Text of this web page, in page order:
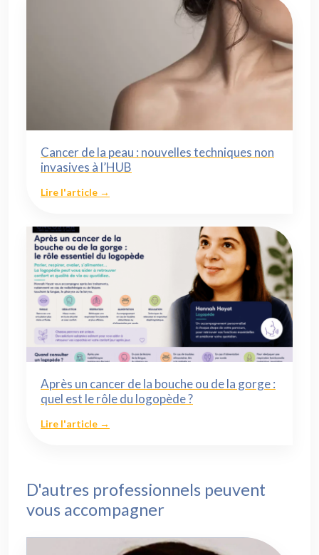
Cancer de la peau : nouvelles techniques non
invasives à l’HUB
Lire l'article →
Après un cancer de la bouche ou de la gorge :
quel est le rôle du logopède ?
Lire l'article →
D'autres professionnels peuvent
vous accompagner